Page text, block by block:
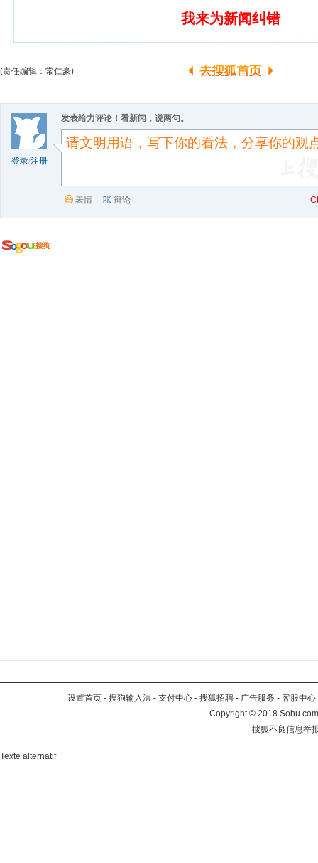
我来为新闻纠错
(责任编辑：常仁豪)
登录/注册
发表给力评论！看新闻，说两句。
表情 辩论
设置首页 - 搜狗输入法 - 支付中心 - 搜狐招聘 - 广告服务 - 客服中心
Copyright©2018
搜狐不良信息举
Texte alternatif